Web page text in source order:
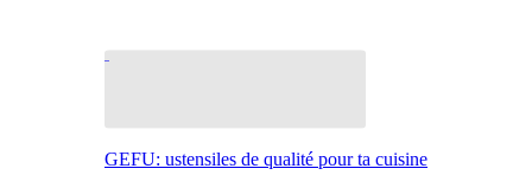
GEFU: ustensiles de qualité pour ta cuisine